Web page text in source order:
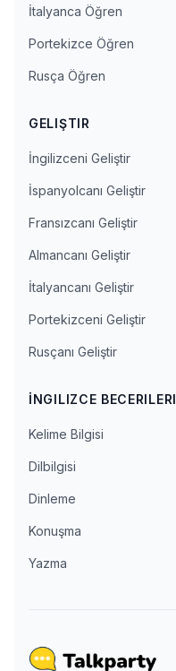
İtalyanca Öğren
Portekizce Öğren
Rusça Öğren
GELIŞTIR
İngilizceni Geliştir
İspanyolcanı Geliştir
Fransızcanı Geliştir
Almancanı Geliştir
İtalyancanı Geliştir
Portekizceni Geliştir
Rusçanı Geliştir
İNGILIZCE BECERILERI
Kelime Bilgisi
Dilbilgisi
Dinleme
Konuşma
Yazma